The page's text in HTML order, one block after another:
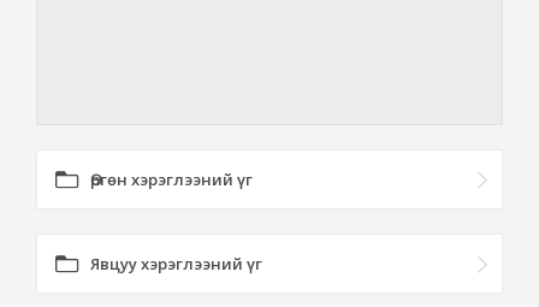
Өргөн хэрэглээний үг
Явцуу хэрэглээний үг